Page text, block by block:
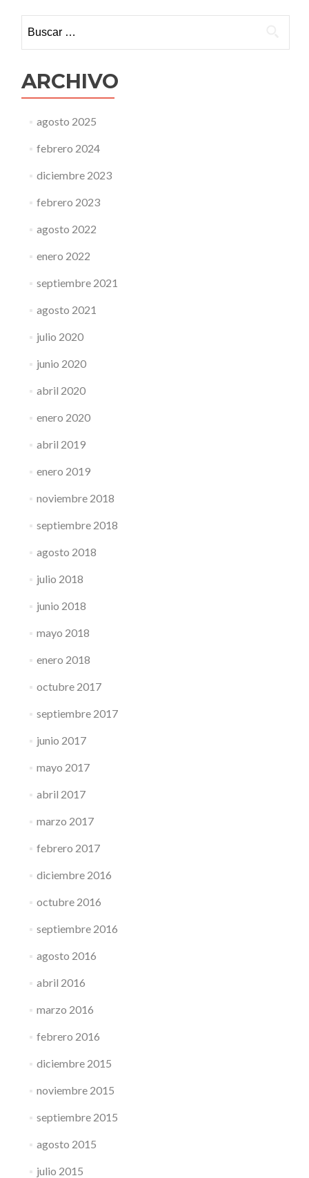
ARCHIVO
agosto 2025
febrero 2024
diciembre 2023
febrero 2023
agosto 2022
enero 2022
septiembre 2021
agosto 2021
julio 2020
junio 2020
abril 2020
enero 2020
abril 2019
enero 2019
noviembre 2018
septiembre 2018
agosto 2018
julio 2018
junio 2018
mayo 2018
enero 2018
octubre 2017
septiembre 2017
junio 2017
mayo 2017
abril 2017
marzo 2017
febrero 2017
diciembre 2016
octubre 2016
septiembre 2016
agosto 2016
abril 2016
marzo 2016
febrero 2016
diciembre 2015
noviembre 2015
septiembre 2015
agosto 2015
julio 2015